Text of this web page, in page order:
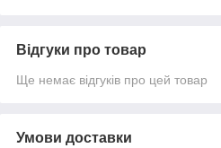
Відгуки про товар
Ще немає відгуків про цей товар
Умови доставки